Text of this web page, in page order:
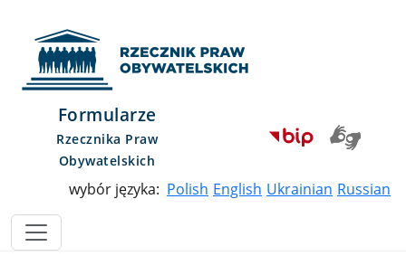
Rzecznik Praw Obywatelskich
Formularze
Rzecznika Praw
Obywatelskich
wybór języka: Polish English Ukrainian Russian